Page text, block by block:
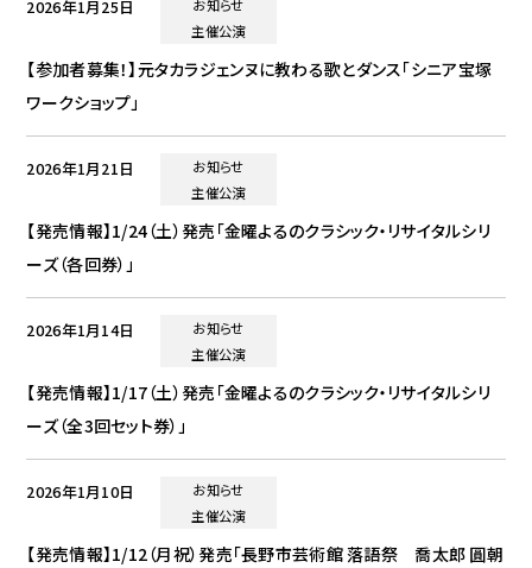
2026年1月25日
お知らせ
主催公演
【参加者募集！】元タカラジェンヌに教わる歌とダンス「シニア宝塚
ワークショップ」
2026年1月21日
お知らせ
主催公演
【発売情報】1/24（土）発売「金曜よるのクラシック・リサイタルシリ
ーズ（各回券）」
2026年1月14日
お知らせ
主催公演
【発売情報】1/17（土）発売「金曜よるのクラシック・リサイタルシリ
ーズ（全3回セット券）」
2026年1月10日
お知らせ
主催公演
【発売情報】1/12（月祝）発売「長野市芸術館 落語祭 喬太郎 圓朝